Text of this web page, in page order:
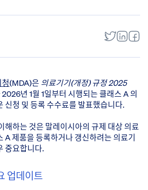
(MDA)은 의료기기(개정) 규정 2025
년 1월 1일부터 시행되는 클래스 A 의
신청 및 등록 수수료를 발표했습니다.
해하는 것은 말레이시아의 규제 대상 의료
A 제품을 등록하거나 갱신하려는 의료기
중요합니다.
업데이트